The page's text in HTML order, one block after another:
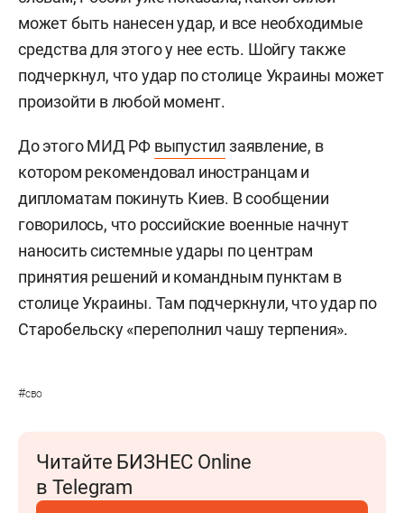
может быть нанесен удар, и все необходимые
средства для этого у нее есть. Шойгу также
подчеркнул, что удар по столице Украины может
произойти в любой момент.
До этого МИД РФ выпустил заявление, в
котором рекомендовал иностранцам и
дипломатам покинуть Киев. В сообщении
говорилось, что российские военные начнут
наносить системные удары по центрам
принятия решений и командным пунктам в
столице Украины. Там подчеркнули, что удар по
Старобельску «переполнил чашу терпения».
#сво
Читайте БИЗНЕС Online
в Telegram